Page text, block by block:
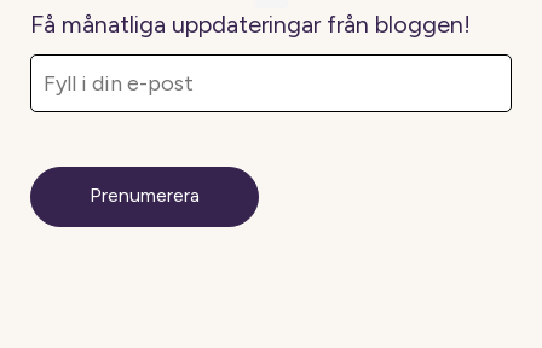
Få månatliga uppdateringar från bloggen!